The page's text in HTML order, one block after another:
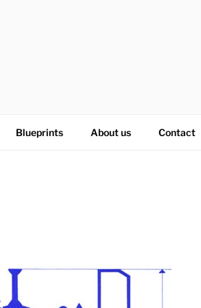
Blueprints About us Contact